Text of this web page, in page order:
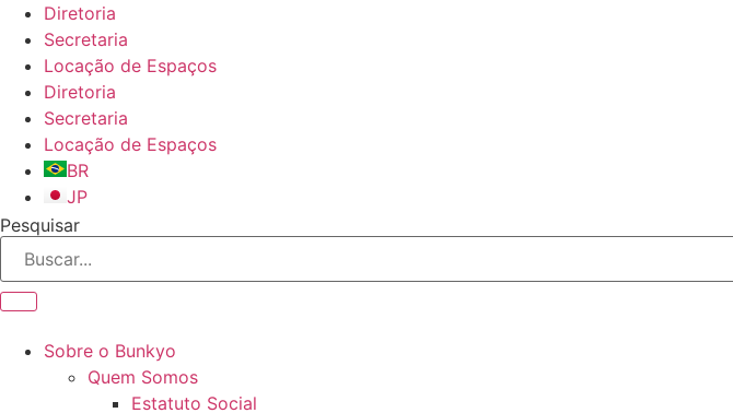
para
conteúdo
Diretoria
Secretaria
Locação de Espaços
Diretoria
Secretaria
Locação de Espaços
BR
JP
Pesquisar
Sobre o Bunkyo
Quem Somos
Estatuto Social